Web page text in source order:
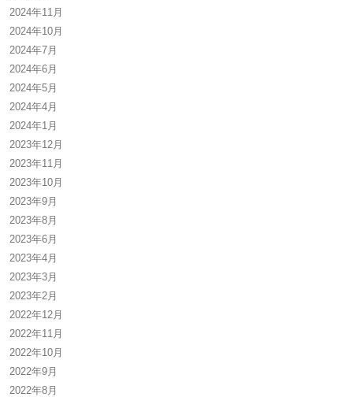
2024年11月
2024年10月
2024年7月
2024年6月
2024年5月
2024年4月
2024年1月
2023年12月
2023年11月
2023年10月
2023年9月
2023年8月
2023年6月
2023年4月
2023年3月
2023年2月
2022年12月
2022年11月
2022年10月
2022年9月
2022年8月